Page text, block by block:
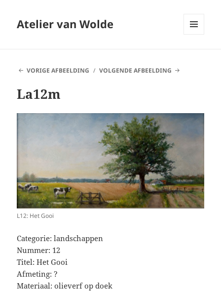
Atelier van Wolde
VORIGE AFBEELDING
VOLGENDE AFBEELDING
La12m
L12: Het Gooi
Categorie: landschappen
Nummer: 12
Titel: Het Gooi
Afmeting: ?
Materiaal: olieverf op doek